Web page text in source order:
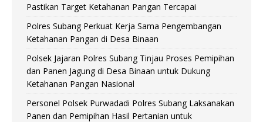
Pastikan Target Ketahanan Pangan Tercapai
Polres Subang Perkuat Kerja Sama Pengembangan
Ketahanan Pangan di Desa Binaan
Polsek Jajaran Polres Subang Tinjau Proses Pemipihan
dan Panen Jagung di Desa Binaan untuk Dukung
Ketahanan Pangan Nasional
Personel Polsek Purwadadi Polres Subang Laksanakan
Panen dan Pemipihan Hasil Pertanian untuk